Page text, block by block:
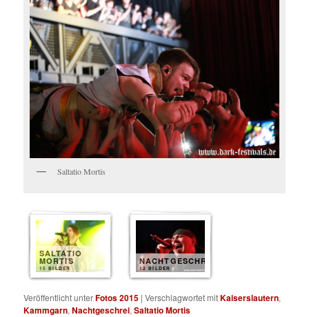
Saltatio Mortis
SALTATIO
MORTIS
15 BILDER
NACHTGESCHREI
12 BILDER
Veröffentlicht unterFotos 2015 |Verschlagwortet mitKaiserslautern,
Kammgarn,Nachtgeschrei,Saltatio Mortis